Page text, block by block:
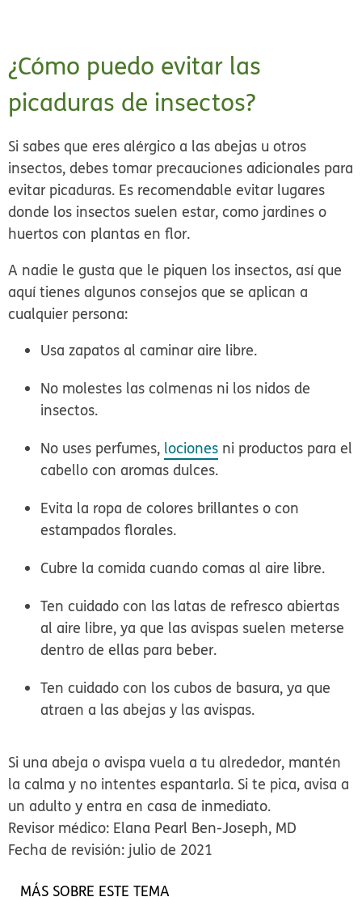
¿Cómo puedo evitar las
picaduras de insectos?
Si sabes que eres alérgico a las abejas u otros
insectos, debes tomar precauciones adicionales para
evitar picaduras. Es recomendable evitar lugares
donde los insectos suelen estar, como jardines o
huertos con plantas en flor.
A nadie le gusta que le piquen los insectos, así que
aquí tienes algunos consejos que se aplican a
cualquier persona:
Usa zapatos al caminar aire libre.
No molestes las colmenas ni los nidos de
insectos.
No uses perfumes, lociones ni productos para el
cabello con aromas dulces.
Evita la ropa de colores brillantes o con
estampados florales.
Cubre la comida cuando comas al aire libre.
Ten cuidado con las latas de refresco abiertas
al aire libre, ya que las avispas suelen meterse
dentro de ellas para beber.
Ten cuidado con los cubos de basura, ya que
atraen a las abejas y las avispas.
Si una abeja o avispa vuela a tu alrededor, mantén
la calma y no intentes espantarla. Si te pica, avisa a
un adulto y entra en casa de inmediato.
Revisor médico: Elana Pearl Ben-Joseph, MD
Fecha de revisión: julio de 2021
MÁS SOBRE ESTE TEMA